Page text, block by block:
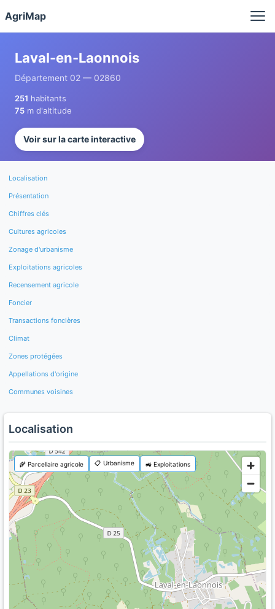
AgriMap
Laval-en-Laonnois
Département 02 — 02860
251 habitants
75 m d'altitude
Voir sur la carte interactive
Localisation
Présentation
Chiffres clés
Cultures agricoles
Zonage d'urbanisme
Exploitations agricoles
Recensement agricole
Foncier
Transactions foncières
Climat
Zones protégées
Appellations d'origine
Communes voisines
Localisation
🌾 Parcellaire agricole 📋 Urbanisme 🚜 Exploitations